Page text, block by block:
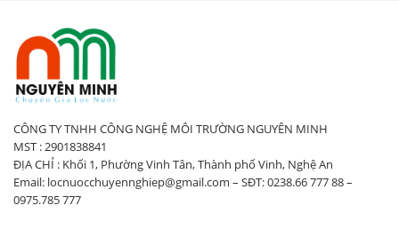
CÔNG TY TNHH CÔNG NGHỆ MÔI TRƯỜNG NGUYÊN MINH
MST : 2901838841
ĐỊA CHỈ : Khối 1, Phường Vinh Tân, Thành phố Vinh, Nghệ An
Email: locnuocchuyennghiep@gmail.com – SĐT: 0238.66 777 88 –
0975.785 777